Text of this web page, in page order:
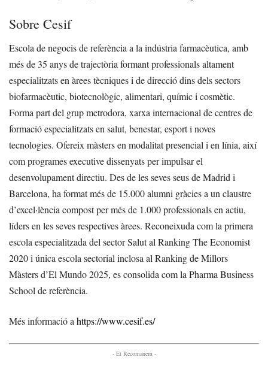
Sobre Cesif
Escola de negocis de referència a la indústria farmacèutica, amb
més de 35 anys de trajectòria formant professionals altament
especialitzats en àrees tècniques i de direcció dins dels sectors
biofarmacèutic, biotecnològic, alimentari, químic i cosmètic.
Forma part del grup metrodora, xarxa internacional de centres de
formació especialitzats en salut, benestar, esport i noves
tecnologies. Ofereix màsters en modalitat presencial i en línia, així
com programes executive dissenyats per impulsar el
desenvolupament directiu. Des de les seves seus de Madrid i
Barcelona, ha format més de 15.000 alumni gràcies a un claustre
d’excel·lència compost per més de 1.000 professionals en actiu,
líders en les seves respectives àrees. Reconeixuda com la primera
escola especialitzada del sector Salut al Ranking The Economist
2020 i única escola sectorial inclosa al Ranking de Millors
Màsters d’El Mundo 2025, es consolida com la Pharma Business
School de referència.
Més informació a https://www.cesif.es/
- Et Recomanem -